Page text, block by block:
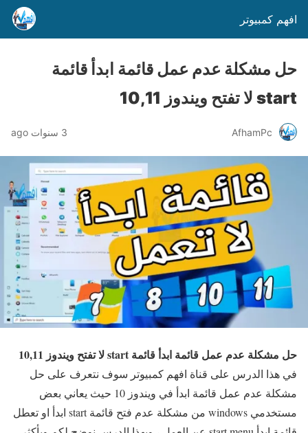
افهم كمبيوتر
حل مشكلة عدم عمل قائمة ابدأ قائمة
start لا تفتح ويندوز 10,11
AfhamPc 3 سنوات ago
حل مشكلة عدم عمل قائمة ابدأ قائمة start لا تفتح ويندوز 10,11
في هذا الدرس على قناة افهم كمبيوتر سوف نتعرف على حل
مشكلة عدم عمل قائمة ابدأ في ويندوز 10 حيث يعاني بعض
مستخدمي windows من مشكلة عدم فتح قائمة start ابدأ او تعطل